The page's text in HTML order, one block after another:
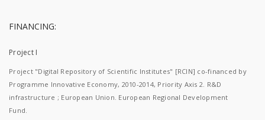
FINANCING:
Project I
Project "Digital Repository of Scientific Institutes" [RCIN] co-financed by
Programme Innovative Economy, 2010-2014, Priority Axis 2. R&D
infrastructure ; European Union. European Regional Development
Fund.